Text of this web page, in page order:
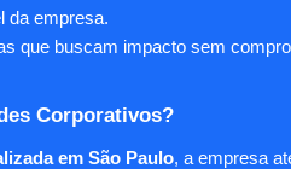
da empresa.
que buscam impacto sem
Corporativos?
em São Paulo, a empresa